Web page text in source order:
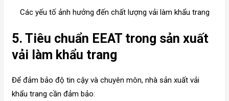
Các yếu tố ảnh hưởng đến chất lượng vải làm khẩu trang
5. Tiêu chuẩn EEAT trong sản xuất
vải làm khẩu trang
Để đảm bảo độ tin cậy và chuyên môn, nhà sản xuất vải
khẩu trang cần đảm bảo: